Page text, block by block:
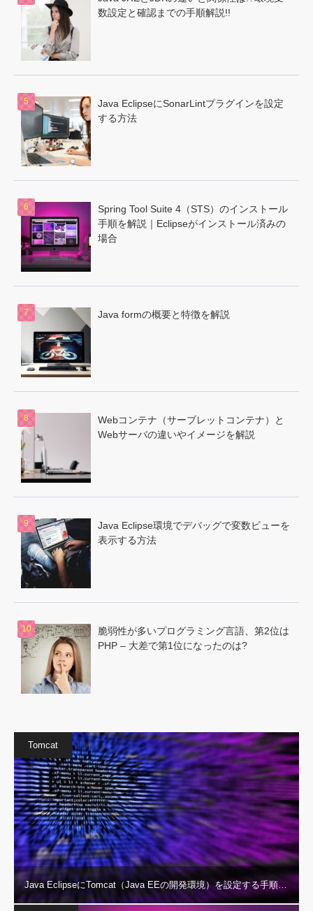
数設定と確認までの手順解説!!
Java EclipseにSonarLintプラグインを設定
する方法
Spring Tool Suite 4（STS）のインストール
手順を解説｜Eclipseがインストール済みの
場合
Java formの概要と特徴を解説
Webコンテナ（サーブレットコンテナ）と
Webサーバの違いやイメージを解説
Java Eclipse環境でデバッグで変数ビューを
表示する方法
脆弱性が多いプログラミング言語、第2位は
PHP – 大差で第1位になったのは?
Tomcat
Java EclipseにTomcat（Java EEの開発環境）を設定する手順…